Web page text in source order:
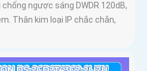
ngược sáng DWDR 120dB,
Thân kim loại IP chắc chắn,